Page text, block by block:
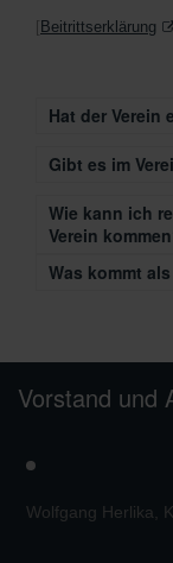
Beitrittserklärung
Hat der Verein
Gibt es im
Wie kann ich
Verein
Was kommt
Vorstand und
Wolfgang Herlika,